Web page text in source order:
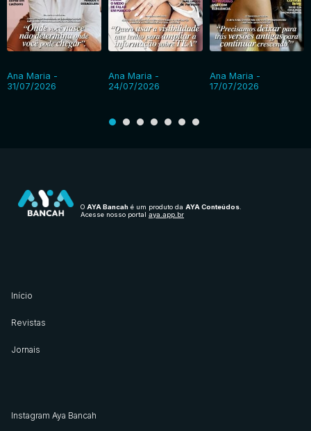
Ana Maria -
31/07/2026
Ana Maria -
24/07/2026
Ana Maria -
17/07/2026
O AYA Bancah é um produto da AYA Conteúdos
Acesse nosso portal aya.app.br
Início
Revistas
Jornais
Instagram Aya Bancah